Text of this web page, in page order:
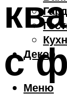
Декор
Меню
с